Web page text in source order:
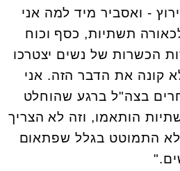
- ואסביר מיד למה אני
תשתיות, כסף וכוח
הכשרות של נשים יצטרכו
לא קונה את הדבר הזה. אני
בצה"ל ברגע שהוחלט
הותאמו, וזה לא הצריך
התמוטט בגלל שפתאום